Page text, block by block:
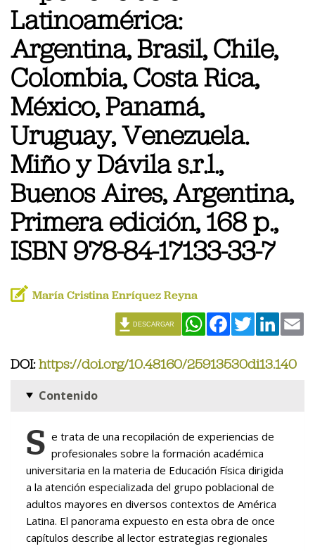
Latinoamérica:
Argentina, Brasil, Chile,
Colombia, Costa Rica,
México, Panamá,
Uruguay, Venezuela.
Miño y Dávila s.r.l.,
Buenos Aires, Argentina,
Primera edición, 168 p.,
ISBN 978-84-17133-33-7
María Cristina Enríquez Reyna
WhatsAppFacebookTwitter
DESCARGAR
DOI: https://doi.org/10.48160/25913530di13.140
Contenido
S e trata de una recopilación de experiencias de
profesionales sobre la formación académica
universitaria en la materia de Educación Física dirigida
a la atención especializada del grupo poblacional de
adultos mayores en diversos contextos de América
Latina. El panorama expuesto en esta obra de once
capítulos describe al lector estrategias regionales